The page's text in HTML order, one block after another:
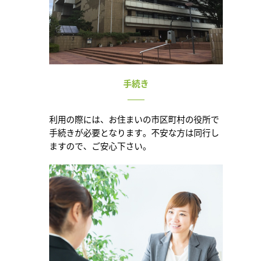
手続き
利用の際には、お住まいの市区町村の役所で
手続きが必要となります。不安な方は同行し
ますので、ご安心下さい。